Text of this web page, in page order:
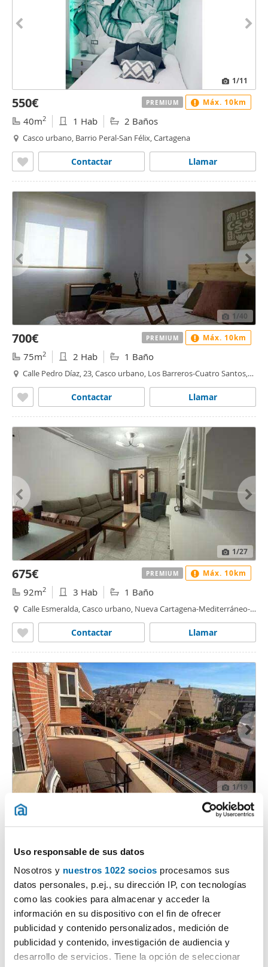
Uso responsable de sus datos
Nosotros y nuestros 1022 socios procesamos sus
datos personales, p.ej., su dirección IP, con tecnologías
como las cookies para almacenar y acceder la
información en su dispositivo con el fin de ofrecer
publicidad y contenido personalizados, medición de
publicidad y contenido, investigación de audiencia y
desarrollo de servicios. Tiene la opción de seleccionar
1/11
550€
40m2 1 Hab 2 Baños
Casco urbano, Barrio Peral-San Félix, Cartagena
Llamar
Contactar
PREMIUM Máx. 10km
1/40
700€
75m2 2 Hab 1 Baño
Calle Pedro Díaz, 23, Casco urbano, Los Barreros-Cuatro Santos,
Llamar
Contactar
PREMIUM Máx. 10km
1/27
675€
92m2 3 Hab 1 Baño
Calle Esmeralda, Casco urbano, Nueva Cartagena-Mediterráneo-
Llamar
Contactar
PREMIUM Máx. 10km
1/19
825€
95m2 4 Hab 2 Baños
Ciudad Jardín, Cartagena
Llamar
Contactar
Máx. 10km